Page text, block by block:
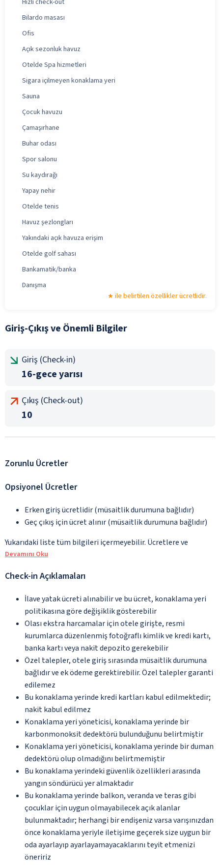
Bilardo masası
Ofis
Açık sezonluk havuz
Otelde Spa hizmetleri
Sigara içilmeyen konaklama yeri
Sauna
Çocuk havuzu
Çamaşırhane
Buhar odası
Spor salonu
Su kaydırağı
Yapay nehir
Otelde tenis
Havuz şezlongları
Yakındaki açık havuza erişim
Otelde golf sahası
Bankamatik/banka
Danışma
ile belirtilen özellikler ücretlidir.
Giriş-Çıkış ve Önemli Bilgiler
Giriş (Check-in)
16-gece yarısı
Çıkış (Check-out)
10
Zorunlu Ücretler
Opsiyonel Ücretler
Erken giriş ücretlidir (müsaitlik durumuna bağlıdır)
Geç çıkış için ücret alınır (müsaitlik durumuna bağlıdır)
Yukarıdaki liste tüm bilgileri içermeyebilir. Ücretlere ve
Devamını Oku
Check-in Açıklamaları
İlave yatak ücreti alınabilir ve bu ücret, konaklama yeri
politikasına göre değişiklik gösterebilir
Olası ekstra harcamalar için otele girişte, resmi
kurumlarca düzenlenmiş fotoğraflı kimlik ve kredi kartı,
banka kartı veya nakit depozito gerekebilir
Özel talepler, otele giriş sırasında müsaitlik durumuna
bağlıdır ve ek ödeme gerektirebilir. Özel talepler garanti
edilemez
Bu konaklama yerinde kredi kartları kabul edilmektedir;
nakit kabul edilmez
Konaklama yeri yöneticisi, konaklama yerinde bir
karbonmonoksit dedektörü bulunduğunu belirtmiştir
Konaklama yeri yöneticisi, konaklama yerinde bir duman
dedektörü olup olmadığını belirtmemiştir
Bu konaklama yerindeki güvenlik özellikleri arasında
yangın söndürücü yer almaktadır
Bu konaklama yerinde balkon, veranda ve teras gibi
çocuklar için uygun olmayabilecek açık alanlar
bulunmaktadır; herhangi bir endişeniz varsa varışınızdan
önce konaklama yeriyle iletişime geçerek size uygun bir
oda ayarlayıp ayarlayamayacaklarını teyit etmenizi
öneririz